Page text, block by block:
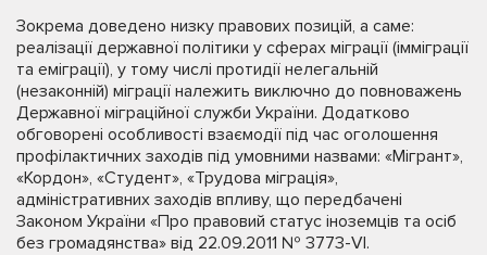
Зокрема доведено низку правових позицій, а саме:
реалізації державної політики у сферах міграції (імміграції
та еміграції), у тому числі протидії нелегальній
(незаконній) міграції належить виключно до повноважень
Державної міграційної служби України. Додатково
обговорені особливості взаємодії під час оголошення
профілактичних заходів під умовними назвами: «Мігрант»,
«Кордон», «Студент», «Трудова міграція»,
адміністративних заходів впливу, що передбачені
Законом України «Про правовий статус іноземців та осіб
без громадянства» від 22.09.2011 № 3773-VI.